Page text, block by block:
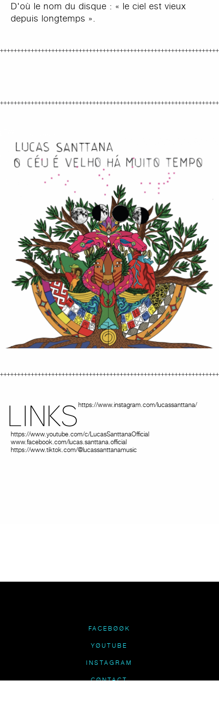
D'où le nom du disque : « le ciel est vieux
depuis longtemps ».
LINKShttps://www.instagram.com/lucassanttana/
https://www.youtube.com/c/LucasSanttanaOfficial
www.facebook.com/lucas.santtana.official
https://www.tiktok.com/@lucassanttanamusic
FACEBØØK
YØUTUBE
INSTAGRAM
CØNTACT